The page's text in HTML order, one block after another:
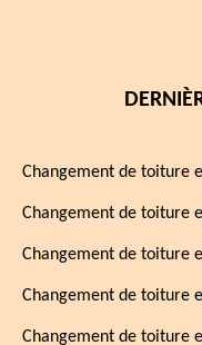
Changement de toiture
Changement de toiture
Changement de toiture
Changement de toiture
Changement de toiture